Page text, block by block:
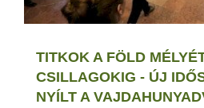
TITKOK A FÖLD
CSILLAGOKIG - ÚJ
NYÍLT A